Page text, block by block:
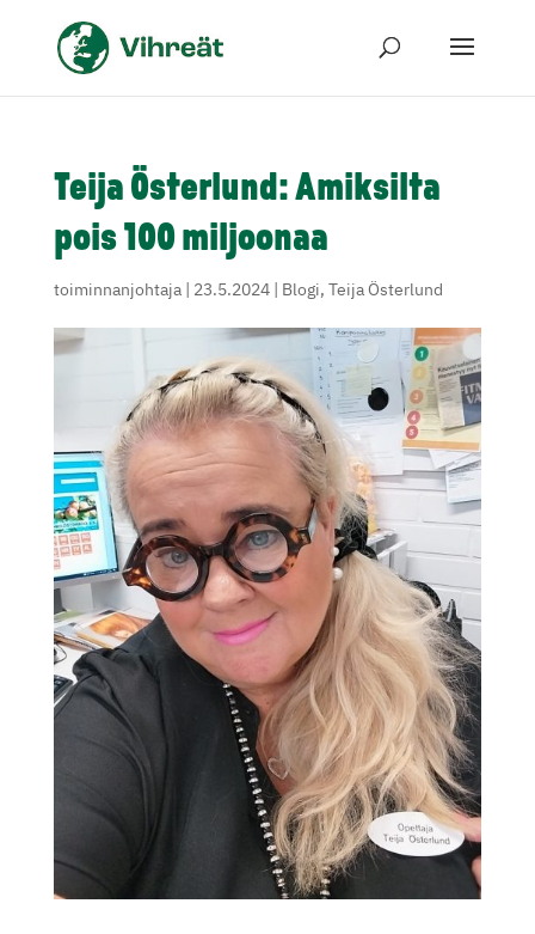
Teija Österlund: Amiksilta
pois 100 miljoonaa
toiminnanjohtaja| 23.5.2024| Blogi, Teija Österlund